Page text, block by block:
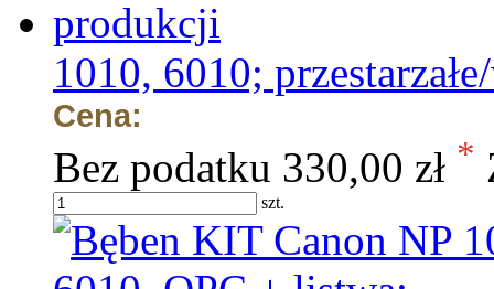
1010, 6010;
Cena:
Bez podatku 330,00 zł *
szt.